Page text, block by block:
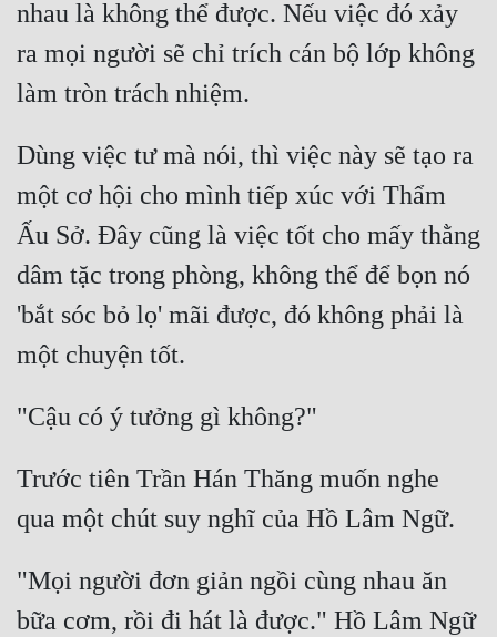
nhau là không thể được. Nếu việc đó xảy
ra mọi người sẽ chỉ trích cán bộ lớp không
Dùng việc tư mà nói, thì việc này sẽ tạo ra
một cơ hội cho mình tiếp xúc với Thẩm
Ấu Sở. Đây cũng là việc tốt cho mấy thằng
dâm tặc trong phòng, không thể để bọn nó
'bắt sóc bỏ lọ' mãi được, đó không phải là
Trước tiên Trần Hán Thăng muốn nghe
"Mọi người đơn giản ngồi cùng nhau ăn
bữa cơm, rồi đi hát là được." Hồ Lâm Ngữ